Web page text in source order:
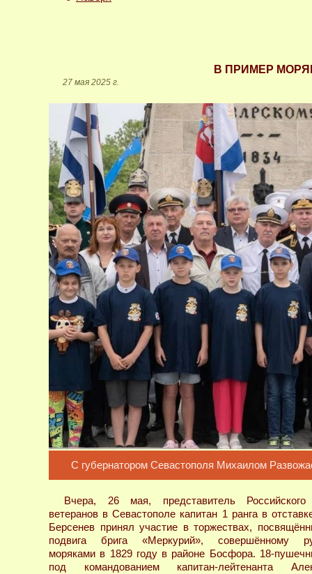
В ПРИМЕР
27 мая 2025 г.
С губернатором Севастополя Михаилом
Вчера, 26 мая, представитель
ветеранов в Севастополе капитан 1 ранга в
Берсенев принял участие в торжествах,
подвига брига «Меркурий», совершённому
моряками в 1829 году в районе Босфора. 18-
под командованием капитан-лейтенанта